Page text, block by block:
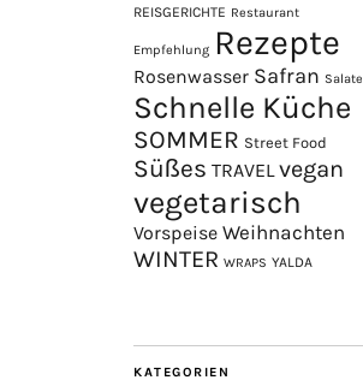
REISGERICHTE Restaurant
Empfehlung Rezepte
Rosenwasser Safran Salate
Schnelle Küche
SOMMER Street Food
Süßes TRAVEL vegan
vegetarisch
Vorspeise Weihnachten
WINTER WRAPS YALDA
KATEGORIEN